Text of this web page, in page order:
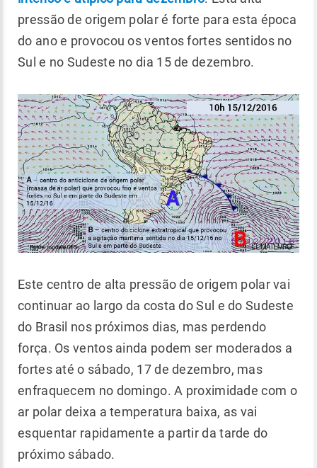
pressão de origem polar é forte para esta época
do ano e provocou os ventos fortes sentidos no
Sul e no Sudeste no dia 15 de dezembro.
Este centro de alta pressão de origem polar vai
continuar ao largo da costa do Sul e do Sudeste
do Brasil nos próximos dias, mas perdendo
força. Os ventos ainda podem ser moderados a
fortes até o sábado, 17 de dezembro, mas
enfraquecem no domingo. A proximidade com o
ar polar deixa a temperatura baixa, as vai
esquentar rapidamente a partir da tarde do
próximo sábado.